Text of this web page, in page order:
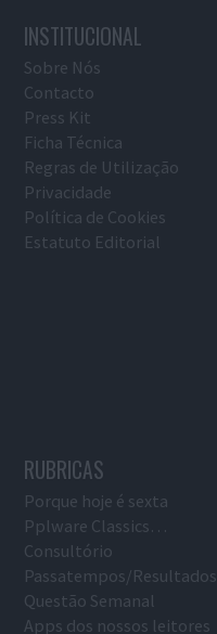
INSTITUCIONAL
Sobre Nós
Contacto
Press Kit
Ficha Técnica
Regras de Utilização
Privacidade
Política de Cookies
Estatuto Editorial
RUBRICAS
Porque hoje é sexta
Pplware Classics…
Consultório
Passatempos/Resultados
Questão Semanal
Apps dos nossos leitores